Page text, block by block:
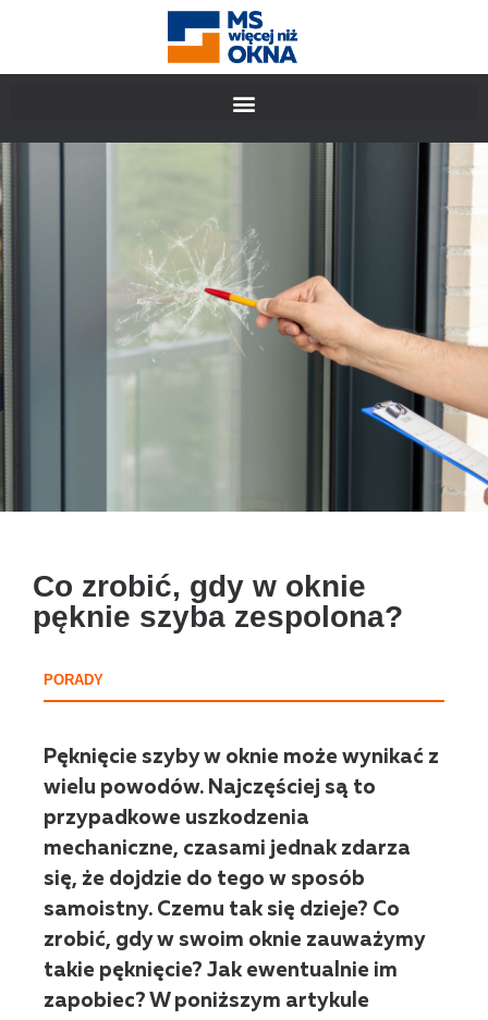
Co zrobić, gdy w oknie
pęknie szyba zespolona?
PORADY
Pęknięcie szyby w oknie może wynikać z
wielu powodów. Najczęściej są to
przypadkowe uszkodzenia
mechaniczne, czasami jednak zdarza
się, że dojdzie do tego w sposób
samoistny. Czemu tak się dzieje? Co
zrobić, gdy w swoim oknie zauważymy
takie pęknięcie? Jak ewentualnie im
zapobiec? W poniższym artykule